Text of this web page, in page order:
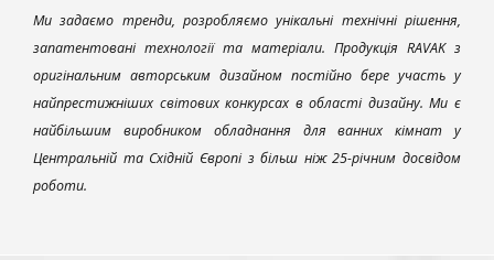
Ми задаємо тренди, розробляємо унікальні технічні рішення,
запатентовані технології та матеріали. Продукція RAVAK з
оригінальним авторським дизайном постійно бере участь у
найпрестижніших світових конкурсах в області дизайну. Ми є
найбільшим виробником обладнання для ванних кімнат у
Центральній та Східній Європі з більш ніж 25-річним досвідом
роботи.